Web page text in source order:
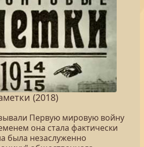
(2018)
Первую мировую войну
она стала фактически
была незаслуженно